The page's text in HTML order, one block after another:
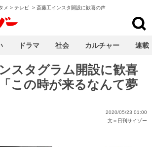
メ > テレビ > 斎藤工インスタ開設に歓喜の声
スタグラム開設に歓喜
この時が来るなんて夢
2020/05/23 01:00
文＝ 日刊サイゾー
ドラマ 社会 カルチャー 連載